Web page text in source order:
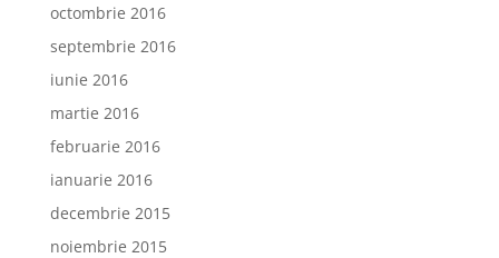
octombrie 2016
septembrie 2016
iunie 2016
martie 2016
februarie 2016
ianuarie 2016
decembrie 2015
noiembrie 2015